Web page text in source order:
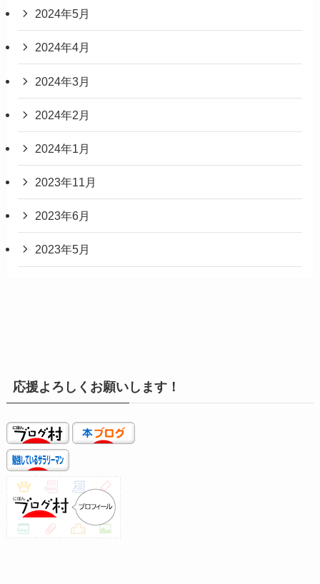
2024年5月
2024年4月
2024年3月
2024年2月
2024年1月
2023年11月
2023年6月
2023年5月
応援よろしくお願いします！